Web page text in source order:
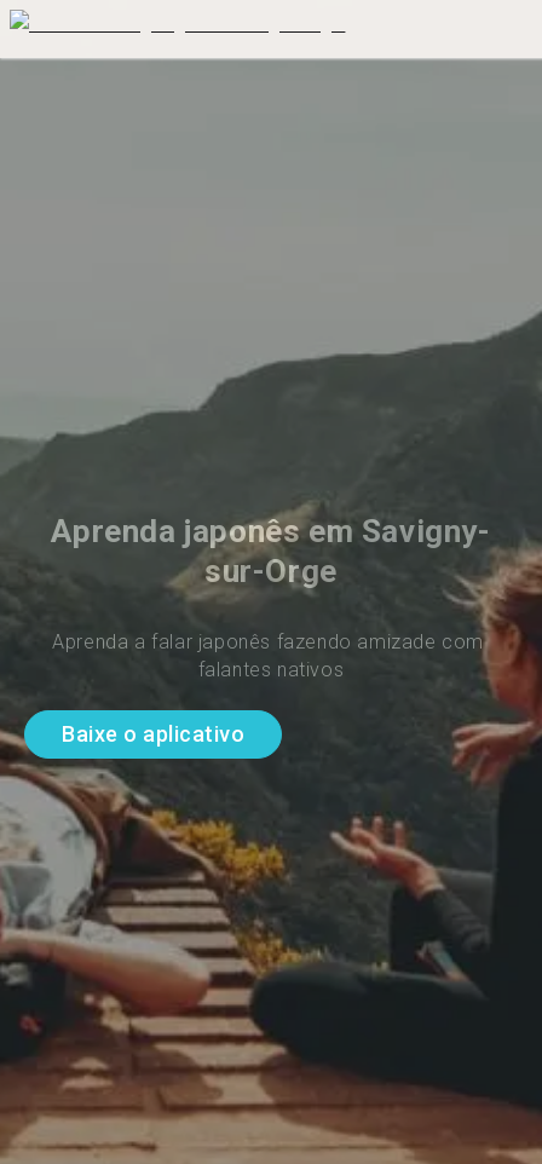
Aprenda japonês em Savigny-
sur-Orge
Aprenda a falar japonês fazendo amizade com
falantes nativos
Baixe o aplicativo